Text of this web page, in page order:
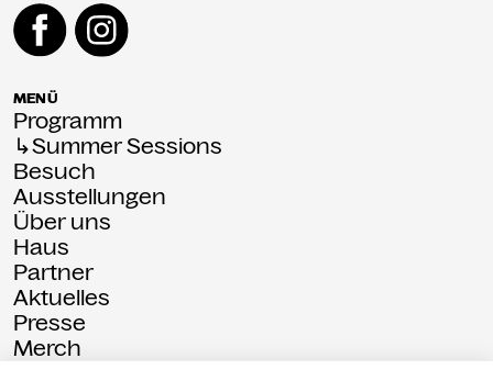
MENÜ
Programm
↳Summer Sessions
Besuch
Ausstellungen
Über uns
Haus
Partner
Aktuelles
Presse
Merch